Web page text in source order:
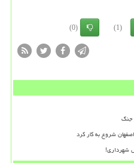
(1)
(0)
شروع به کار کرد